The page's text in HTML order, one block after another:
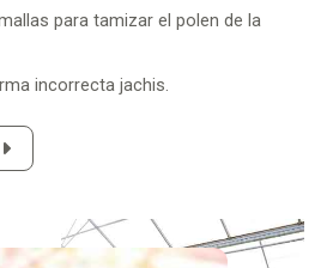
para tamizar el polen de la
incorrecta jachis.